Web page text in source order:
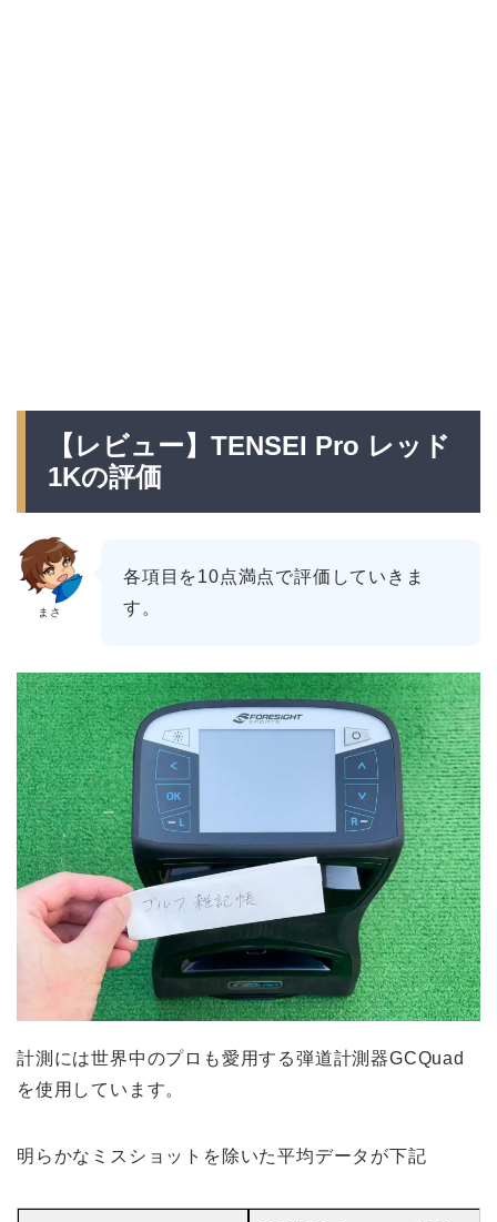
【レビュー】TENSEI Pro レッド
1Kの評価
まさ
各項目を10点満点で評価していきま
す。
計測には世界中のプロも愛用する弾道計測器GCQuad
を使用しています。
明らかなミスショットを除いた平均データが下記